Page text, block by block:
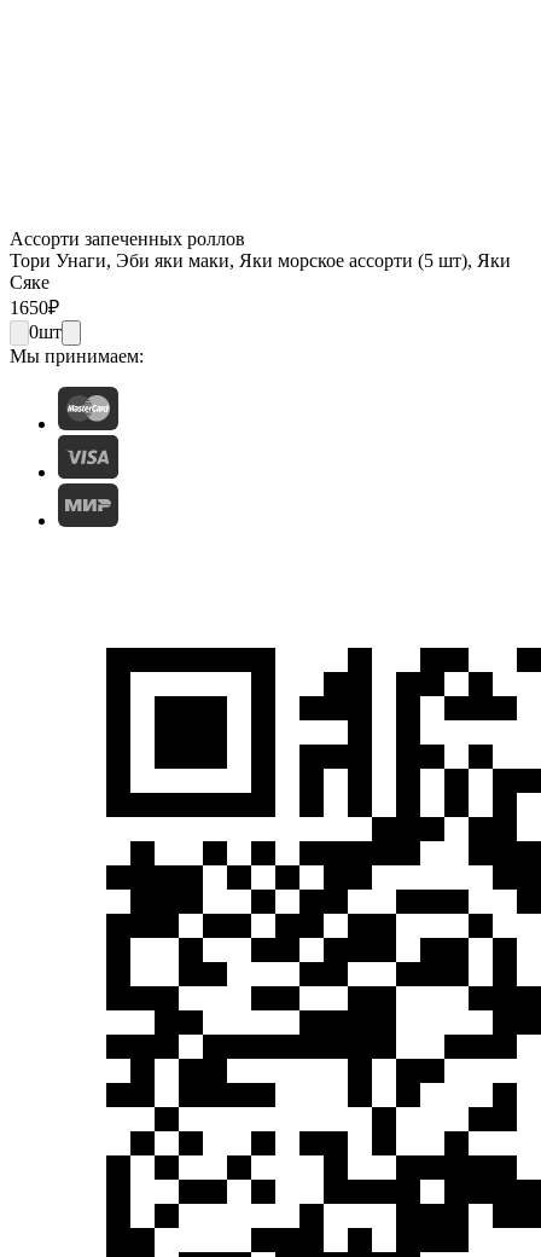
Ассорти запеченных роллов
Тори Унаги, Эби яки маки, Яки морское ассорти (5 шт), Яки
Сяке
1650₽
0шт
Мы принимаем: